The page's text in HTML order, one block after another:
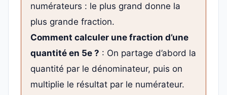
numérateurs : le plus grand donne la
plus grande fraction.
Comment calculer une fraction d’une
quantité en 5e ? : On partage d’abord la
quantité par le dénominateur, puis on
multiplie le résultat par le numérateur.